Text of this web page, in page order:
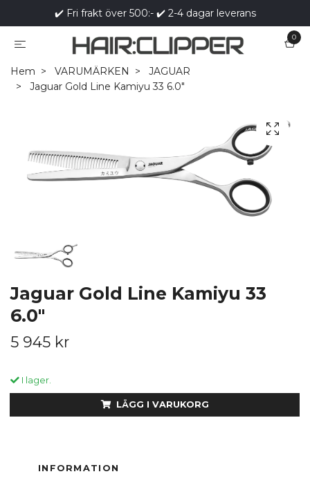
✔️ Fri frakt över 500:- ✔️ 2-4 dagar leverans
0
Hem VARUMÄRKEN
JAGUAR
Jaguar Gold Line Kamiyu 33 6.0"
Jaguar Gold Line Kamiyu 33
6.0"
5 945 kr
I lager.
LÄGG I VARUKORG
INFORMATION